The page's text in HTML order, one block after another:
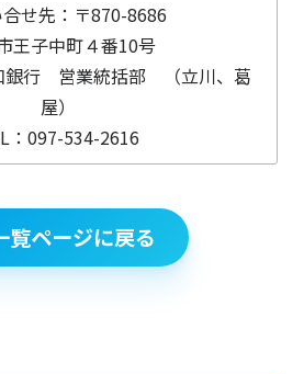
せ先：〒870-8686
王子中町４番10号
銀行 営業統括部 （立川、葛
屋）
：097-534-2616
覧ページに戻る